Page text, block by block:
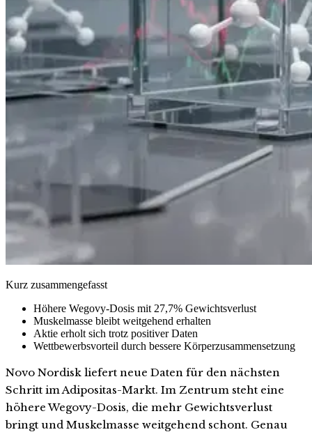
Kurz zusammengefasst
Höhere Wegovy-Dosis mit 27,7% Gewichtsverlust
Muskelmasse bleibt weitgehend erhalten
Aktie erholt sich trotz positiver Daten
Wettbewerbsvorteil durch bessere Körperzusammensetzung
Novo Nordisk liefert neue Daten für den nächsten
Schritt im Adipositas-Markt. Im Zentrum steht eine
höhere Wegovy-Dosis, die mehr Gewichtsverlust
bringt und Muskelmasse weitgehend schont. Genau